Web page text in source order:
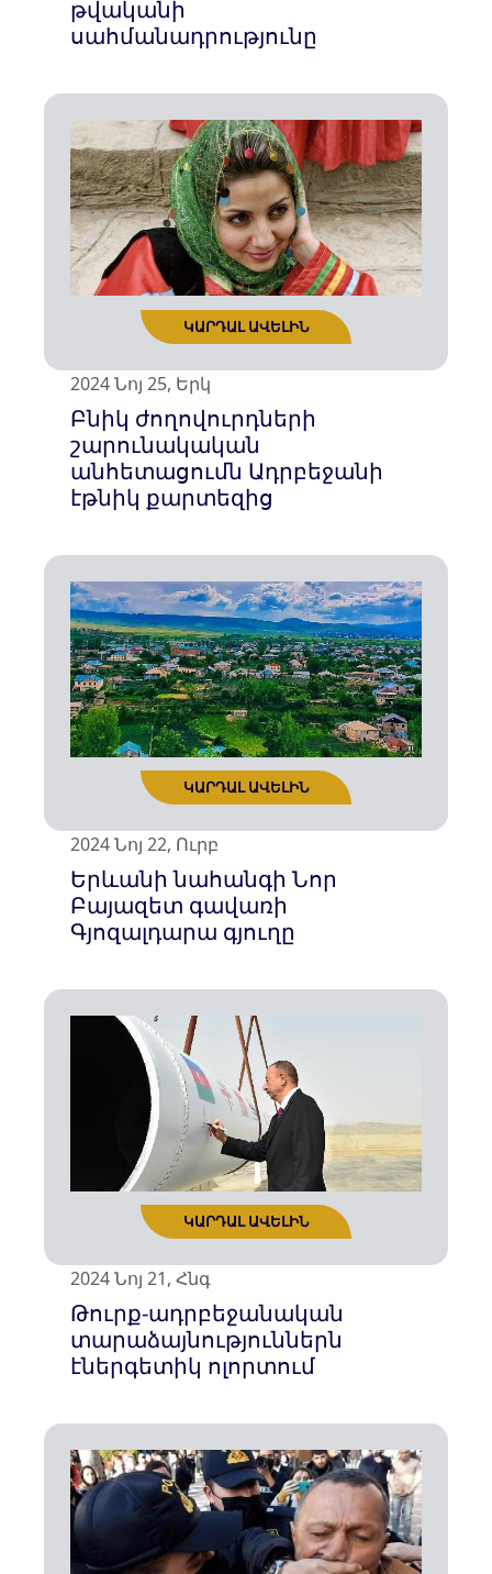
ԿԱՐԴԱԼ ԱՎԵԼԻՆ
ԿԱՐԴԱԼ ԱՎԵԼԻՆ
ԿԱՐԴԱԼ ԱՎԵԼԻՆ
թվականի
սահմանադրությունը
2024 Նոյ 25, Երկ
Բնիկ ժողովուրդների
շարունակական
անհետացումն Ադրբեջանի
էթնիկ քարտեզից
2024 Նոյ 22, Ուրբ
Երևանի նահանգի Նոր
Բայազետ գավառի
Գյոզալդարա գյուղը
2024 Նոյ 21, Հնգ
Թուրք-ադրբեջանական
տարաձայնություններն
էներգետիկ ոլորտում